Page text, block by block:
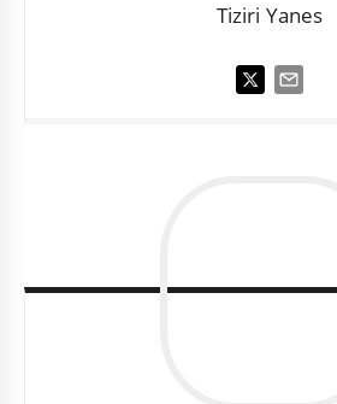
Tiziri Yanes